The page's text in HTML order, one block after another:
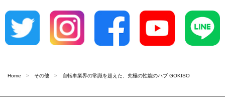
Home その他 自転車業界の常識を超えた、究極の性能のハブ GOKISO